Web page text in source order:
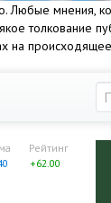
Любые мнения,
толкование
на
Рейтинг
+62.00